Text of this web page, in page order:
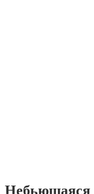
Небьющаяся